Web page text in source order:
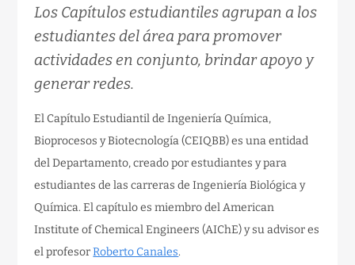
Los Capítulos estudiantiles agrupan a los
estudiantes del área para promover
actividades en conjunto, brindar apoyo y
generar redes.
El Capítulo Estudiantil de Ingeniería Química,
Bioprocesos y Biotecnología (CEIQBB) es una entidad
del Departamento, creado por estudiantes y para
estudiantes de las carreras de Ingeniería Biológica y
Química. El capítulo es miembro del American
Institute of Chemical Engineers (AIChE) y su advisor es
el profesorRoberto Canales.